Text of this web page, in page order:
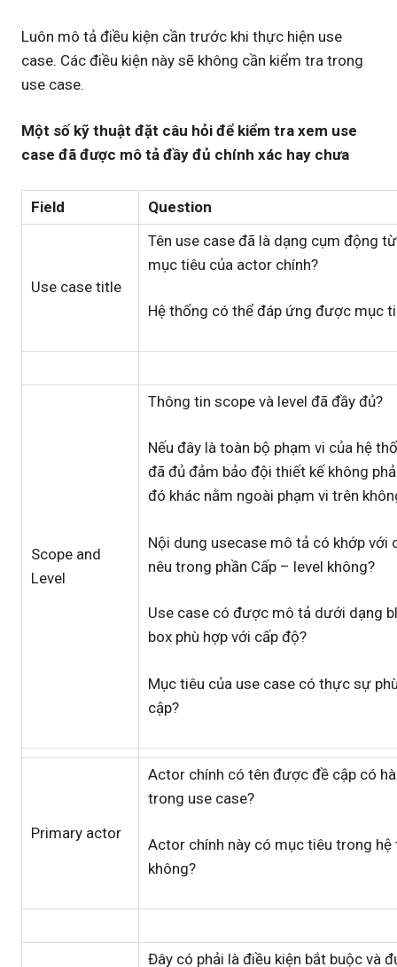
Luôn mô tả điều kiện cần trước khi thực hiện use
case. Các điều kiện này sẽ không cần kiểm tra trong
use case.
Một số kỹ thuật đặt câu hỏi để kiểm tra xem use
case đã được mô tả đầy đủ chính xác hay chưa
Field Question
Use case title
Tên use case đã là dạng cụm động
mục tiêu của actor chính?
Hệ thống có thể đáp ứng được mục
Scope and
Level
Thông tin scope và level đã đầy đủ?
Nếu đây là toàn bộ phạm vi của hệ
đã đủ đảm bảo đội thiết kế không
đó khác nằm ngoài phạm vi trên
Nội dung usecase mô tả có khớp với
nêu trong phần Cấp – level không?
Use case có được mô tả dưới dạng
box phù hợp với cấp độ?
Mục tiêu của use case có thực sự
cập?
Primary actor
Actor chính có tên được đề cập có
trong use case?
Actor chính này có mục tiêu trong
không?
Đây có phải là điều kiện bắt buộc và